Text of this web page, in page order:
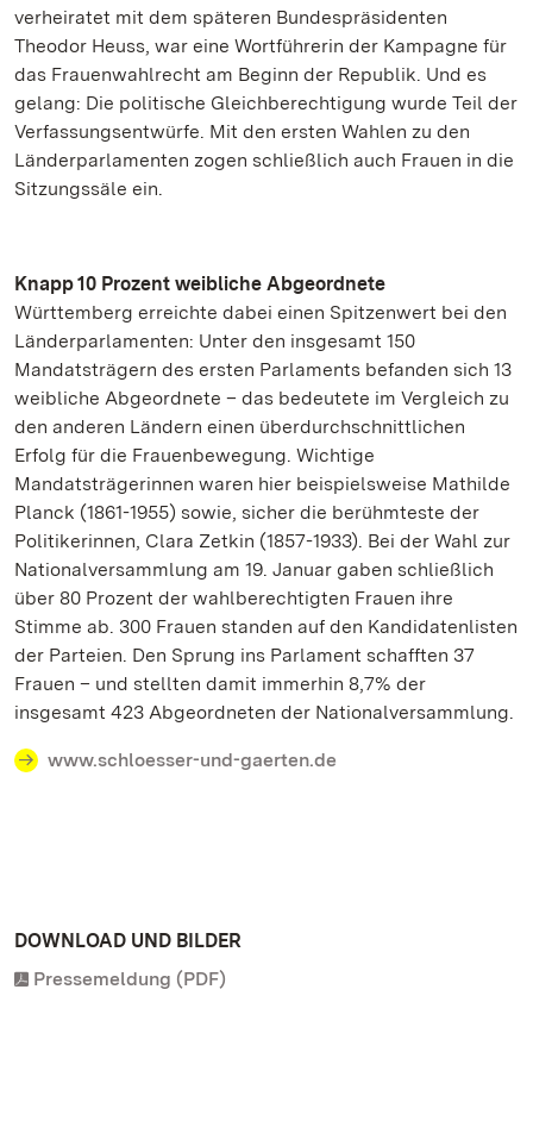
verheiratet mit dem späteren Bundespräsidenten
Theodor Heuss, war eine Wortführerin der Kampagne für
das Frauenwahlrecht am Beginn der Republik. Und es
gelang: Die politische Gleichberechtigung wurde Teil der
Verfassungsentwürfe. Mit den ersten Wahlen zu den
Länderparlamenten zogen schließlich auch Frauen in die
Sitzungssäle ein.
Knapp 10 Prozent weibliche Abgeordnete
Württemberg erreichte dabei einen Spitzenwert bei den
Länderparlamenten: Unter den insgesamt 150
Mandatsträgern des ersten Parlaments befanden sich 13
weibliche Abgeordnete – das bedeutete im Vergleich zu
den anderen Ländern einen überdurchschnittlichen
Erfolg für die Frauenbewegung. Wichtige
Mandatsträgerinnen waren hier beispielsweise Mathilde
Planck (1861-1955) sowie, sicher die berühmteste der
Politikerinnen, Clara Zetkin (1857-1933). Bei der Wahl zur
Nationalversammlung am 19. Januar gaben schließlich
über 80 Prozent der wahlberechtigten Frauen ihre
Stimme ab. 300 Frauen standen auf den Kandidatenlisten
der Parteien. Den Sprung ins Parlament schafften 37
Frauen – und stellten damit immerhin 8,7% der
insgesamt 423 Abgeordneten der Nationalversammlung.
www.schloesser-und-gaerten.de
DOWNLOAD UND BILDER
Pressemeldung (PDF)